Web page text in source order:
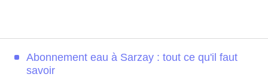
Abonnement eau à Sarzay : tout ce qu'il faut
savoir